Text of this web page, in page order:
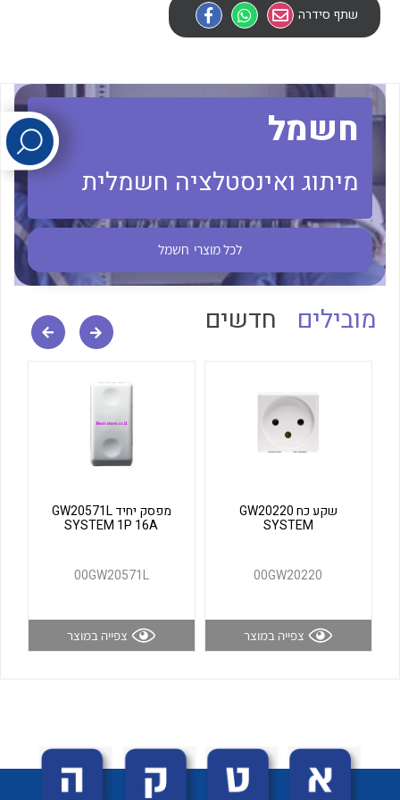
לכל מוצרי היצרן לכל מוצרי היצרן
לכל מוצרי היצרן
לכל מוצרי היצרן לכל מוצרי היצרן
שתף סידרה
חשמל
מיתוג ואינסטלציה חשמלית
לכל מוצרי חשמל
מובילים חדשים
שקע כח GW20220
SYSTEM
00GW20220
צפייה במוצר
מפסק יחיד GW20571L
SYSTEM 1P 16A
00GW20571L
צפייה במוצר